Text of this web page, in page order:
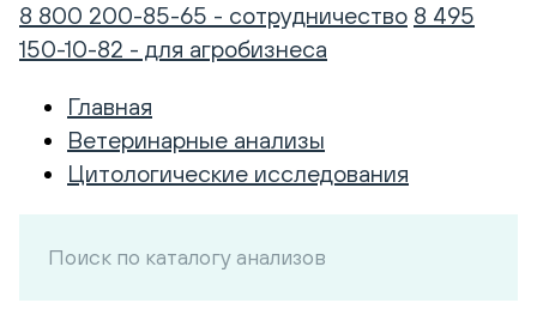
8 800 200-85-65 - сотрудничество 8 495
150-10-82 - для агробизнеса
Главная
Ветеринарные анализы
Цитологические исследования